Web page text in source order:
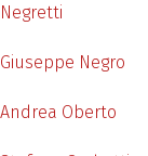
Negretti
Giuseppe Negro
Andrea Oberto